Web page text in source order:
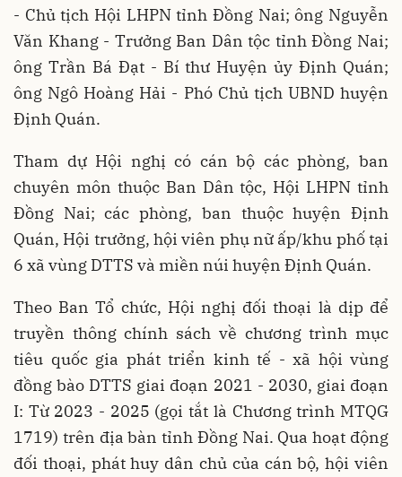
- Chủ tịch Hội LHPN tỉnh Đồng Nai; ông Nguyễn
Văn Khang - Trưởng Ban Dân tộc tỉnh Đồng Nai;
ông Trần Bá Đạt - Bí thư Huyện ủy Định Quán;
ông Ngô Hoàng Hải - Phó Chủ tịch UBND huyện
Định Quán.
Tham dự Hội nghị có cán bộ các phòng, ban
chuyên môn thuộc Ban Dân tộc, Hội LHPN tỉnh
Đồng Nai; các phòng, ban thuộc huyện Định
Quán, Hội trưởng, hội viên phụ nữ ấp/khu phố tại
6 xã vùng DTTS và miền núi huyện Định Quán.
Theo Ban Tổ chức, Hội nghị đối thoại là dịp để
truyền thông chính sách về chương trình mục
tiêu quốc gia phát triển kinh tế - xã hội vùng
đồng bào DTTS giai đoạn 2021 - 2030, giai đoạn
I: Từ 2023 - 2025 (gọi tắt là Chương trình MTQG
1719) trên địa bàn tỉnh Đồng Nai. Qua hoạt động
đối thoại, phát huy dân chủ của cán bộ, hội viên